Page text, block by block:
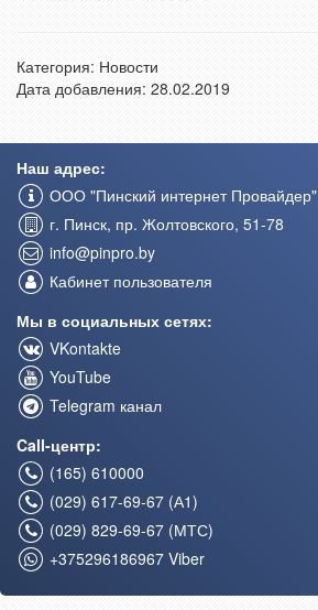
Категория: Новости
Дата добавления: 28.02.2019
Наш адрес:
ООО "Пинский интернет Провайдер"
г. Пинск, пр. Жолтовского, 51-78
info@pinpro.by
Кабинет пользователя
Мы в социальных сетях:
VKontakte
YouTube
Telegram канал
Call-центр:
(165) 610000
(029) 617-69-67 (А1)
(029) 829-69-67 (МТС)
+375296186967 Viber